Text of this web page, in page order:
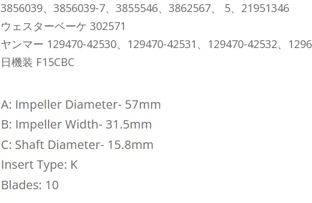
3856039、3856039-7、3855546、3862567、 5、21951346
ウェスターベーケ 302571
ヤンマー 129470-42530、129470-42531、129470-42532、
日機装 F15CBC